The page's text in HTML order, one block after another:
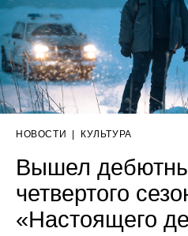
НОВОСТИ КУЛЬТУРА
Вышел
четвертого
«Настоящего